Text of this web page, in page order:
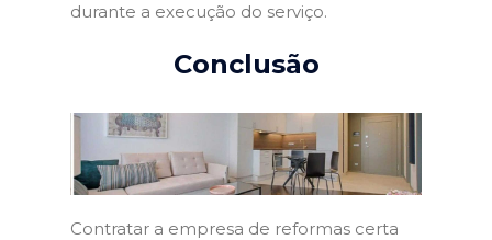
durante a execução do serviço.
Conclusão
Contratar a empresa de reformas certa